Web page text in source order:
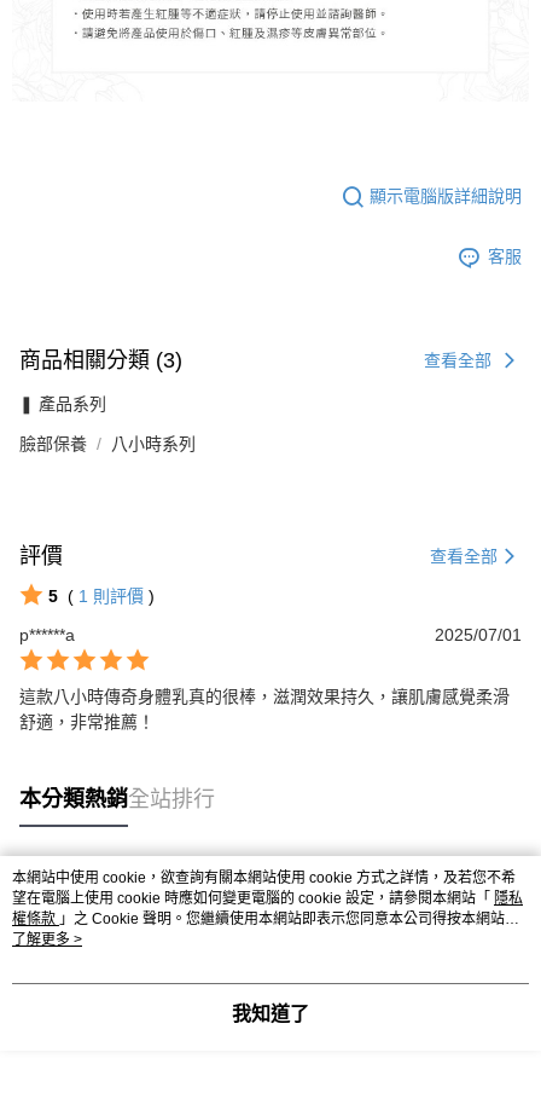
顯示電腦版詳細說明
客服
商品相關分類 (3) 查看全部
❚ 產品系列
臉部保養 八小時系列
評價 查看全部
5 ( 1 則評價 )
p******a
2025/07/01
這款八小時傳奇身體乳真的很棒，滋潤效果持久，讓肌膚感覺柔滑
舒適，非常推薦！
本分類熱銷全站排行
熱門標籤
本網站中使用 cookie，欲查詢有關本網站使用 cookie 方式之詳情，及若您不希
望在電腦上使用 cookie 時應如何變更電腦的 cookie 設定，請參閱本網站「 隱私
權條款 」之 Cookie 聲明。您繼續使用本網站即表示您同意本公司得按本網站使
用條款之 Cookie 聲明使用 cookie。
了解更多 >
我知道了